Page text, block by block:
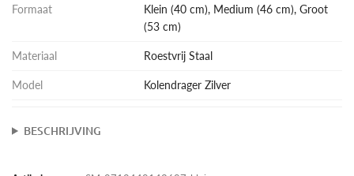
Formaat
Klein (40 cm), Medium (46 cm), Groot
(53 cm)
Materiaal Roestvrij Staal
Model Kolendrager Zilver
BESCHRIJVING